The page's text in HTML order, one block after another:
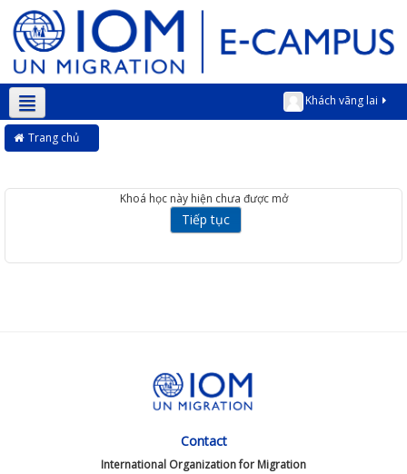
Khách vãng lai
Vietnamese ‎(vi)‎
Trang chủ
Khoá học này hiện chưa được mở
Contact
International Organization for Migration